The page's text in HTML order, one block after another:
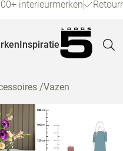
interieurmerken
Inspiratie
/Vazen